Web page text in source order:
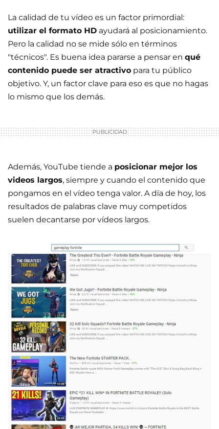
La calidad de tu vídeo es un factor primordial:
utilizar el formato HD ayudará al posicionamiento.
Pero la calidad no se mide sólo en términos
"técnicos". Es buena idea pararse a pensar en qué
contenido puede ser atractivo para tu público
objetivo. Y, un factor clave para eso es que no hagas
lo mismo que los demás.
Además, YouTube tiende a posicionar mejor los
videos largos, siempre y cuando el contenido que
pongamos en el vídeo tenga valor. A día de hoy, los
resultados de palabras clave muy competidos
suelen decantarse por vídeos largos.